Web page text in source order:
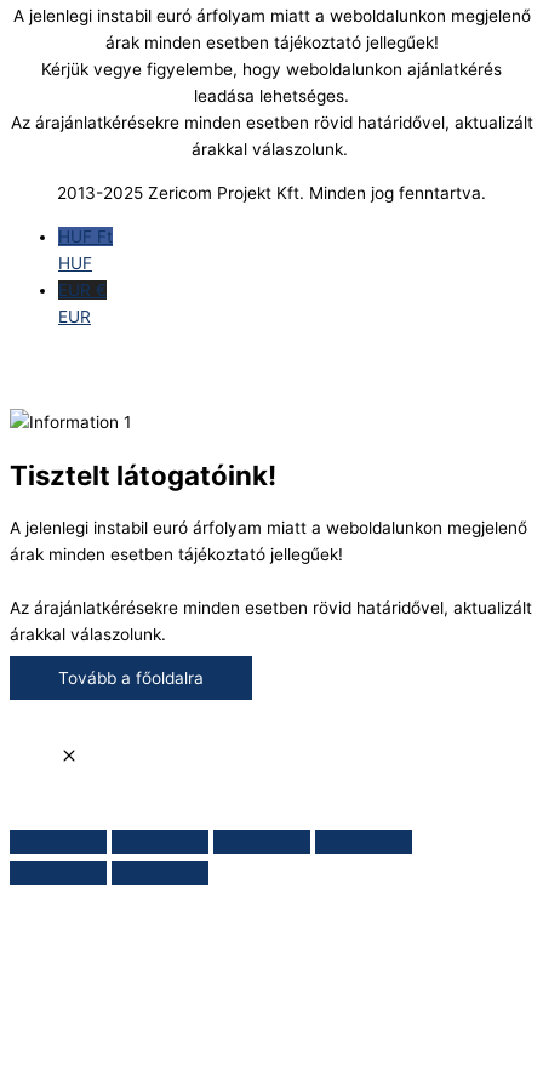
A jelenlegi instabil euró árfolyam miatt a weboldalunkon megjelenő
árak minden esetben tájékoztató jellegűek!
Kérjük vegye figyelembe, hogy weboldalunkon ajánlatkérés
leadása lehetséges.
Az árajánlatkérésekre minden esetben rövid határidővel, aktualizált
árakkal válaszolunk.
2013-2025 Zericom Projekt Kft. Minden jog fenntartva.
HUF Ft
HUF
EUR €
EUR
Tisztelt látogatóink!
A jelenlegi instabil euró árfolyam miatt a weboldalunkon megjelenő
árak minden esetben tájékoztató jellegűek!
Az árajánlatkérésekre minden esetben rövid határidővel, aktualizált
árakkal válaszolunk.
Tovább a főoldalra